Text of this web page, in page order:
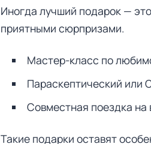
Иногда лучший подарок —
приятными сюрпризами.
Мастер-класс по
Параскептический или
Совместная поездка
Такие подарки оставят